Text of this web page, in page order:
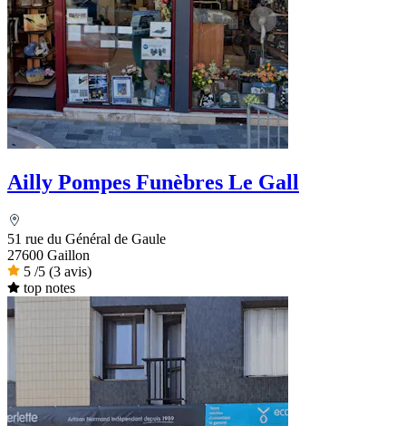
Ailly Pompes Funèbres Le Gall
51 rue du Général de Gaule
27600 Gaillon
5 /5 (3 avis)
top notes